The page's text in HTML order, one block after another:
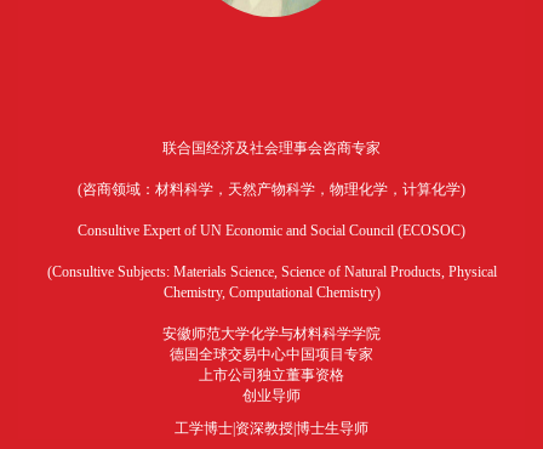
联合国经济及社会理事会咨商专家
(咨商领域：材料科学，天然产物科学，物理化学，计算化学)
Consultive Expert of UN Economic and Social Council (ECOSOC)
(Consultive Subjects: Materials Science, Science of Natural Products, Physical
Chemistry, Computational Chemistry)
安徽师范大学化学与材料科学学院
德国全球交易中心中国项目专家
上市公司独立董事资格
创业导师
工学博士|资深教授|博士生导师